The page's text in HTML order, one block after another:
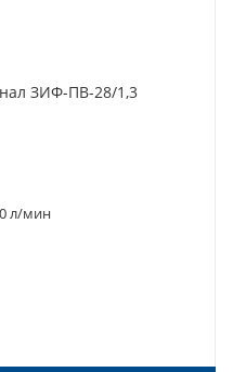
ЗИФ-ПВ-28/1,3
л/мин